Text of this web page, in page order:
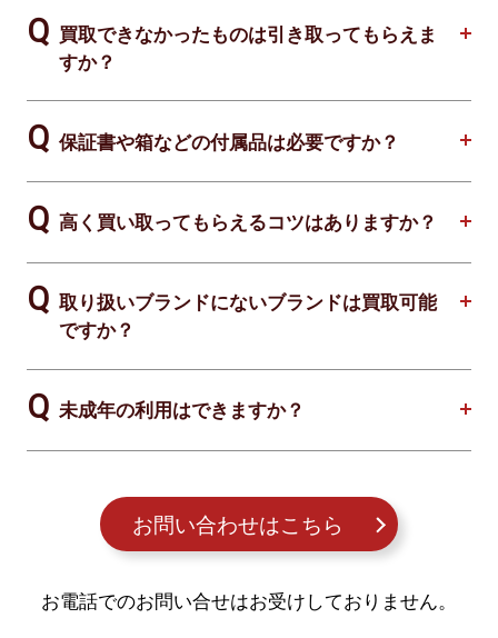
買取できなかったものは引き取ってもらえま
すか？
保証書や箱などの付属品は必要ですか？
高く買い取ってもらえるコツはありますか？
取り扱いブランドにないブランドは買取可能
ですか？
未成年の利用はできますか？
お問い合わせはこちら
お電話でのお問い合せはお受けしておりません。